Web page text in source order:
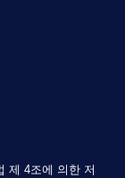
제 4조에 의한 저